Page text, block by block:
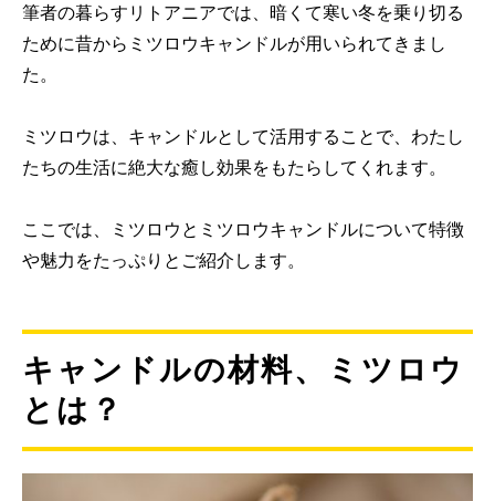
筆者の暮らすリトアニアでは、暗くて寒い冬を乗り切る
ために昔からミツロウキャンドルが用いられてきまし
た。
ミツロウは、キャンドルとして活用することで、わたし
たちの生活に絶大な癒し効果をもたらしてくれます。
ここでは、ミツロウとミツロウキャンドルについて特徴
や魅力をたっぷりとご紹介します。
キャンドルの材料、ミツロウ
とは？